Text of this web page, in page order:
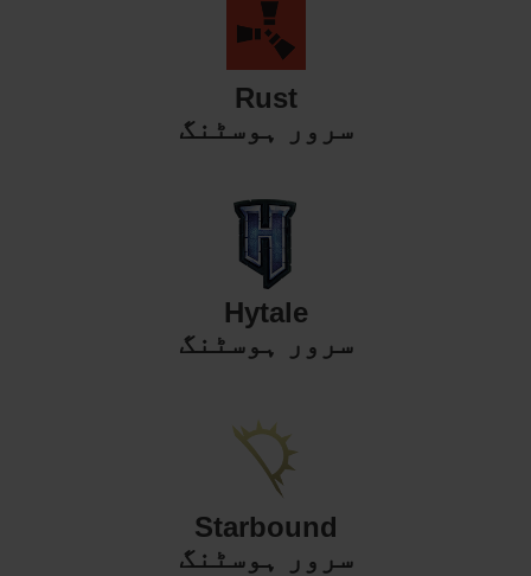
Rust
سرور ہوسٹنگ
Hytale
سرور ہوسٹنگ
Starbound
سرور ہوسٹنگ